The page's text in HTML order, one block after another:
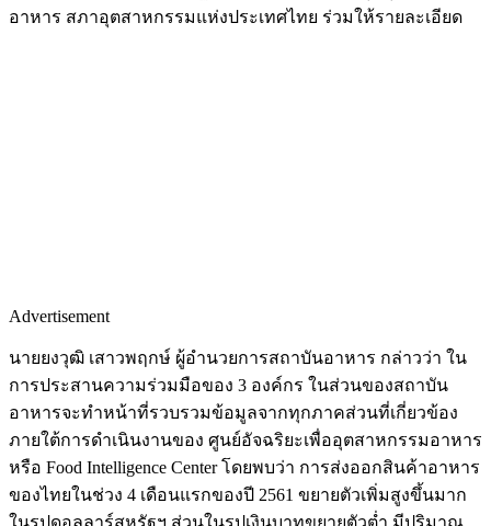
อาหาร สภาอุตสาหกรรมแห่งประเทศไทย ร่วมให้รายละเอียด
Advertisement
นายยงวุฒิ เสาวพฤกษ์ ผู้อำนวยการสถาบันอาหาร กล่าวว่า ใน
การประสานความร่วมมือของ 3 องค์กร ในส่วนของสถาบัน
อาหารจะทำหน้าที่รวบรวมข้อมูลจากทุกภาคส่วนที่เกี่ยวข้อง
ภายใต้การดำเนินงานของ ศูนย์อัจฉริยะเพื่ออุตสาหกรรมอาหาร
หรือ Food Intelligence Center โดยพบว่า การส่งออกสินค้าอาหาร
ของไทยในช่วง 4 เดือนแรกของปี 2561 ขยายตัวเพิ่มสูงขึ้นมาก
ในรูปดอลลาร์สหรัฐฯ ส่วนในรูปเงินบาทขยายตัวต่ำ มีปริมาณ